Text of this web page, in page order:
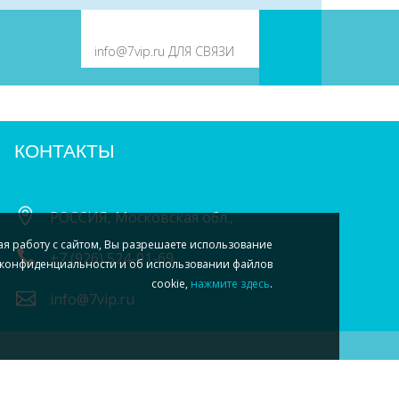
КОНТАКТЫ
РОССИЯ, Московская обл.,
+7 (926) 524-01-69
info@7vip.ru
работу с сайтом, Вы разрешаете использование
и об использовании файлов
cookie, нажмите здесь.